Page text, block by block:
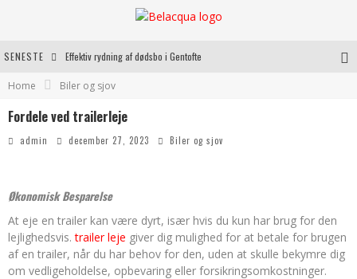
SENESTE Effektiv rydning af dødsbo i Gentofte
Home Biler og sjov
Fordele ved trailerleje
admin december 27, 2023 Biler og sjov
Økonomisk Besparelse
At eje en trailer kan være dyrt, især hvis du kun har brug for den
lejlighedsvis.trailer leje giver dig mulighed for at betale for brugen
af en trailer, når du har behov for den, uden at skulle bekymre dig
om vedligeholdelse, opbevaring eller forsikringsomkostninger.